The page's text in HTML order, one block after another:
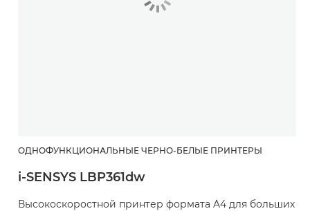
ОДНОФУНКЦИОНАЛЬНЫЕ ЧЕРНО-БЕЛЫЕ ПРИНТЕРЫ
i-SENSYS LBP361dw
Высокоскоростной принтер формата A4 для больших